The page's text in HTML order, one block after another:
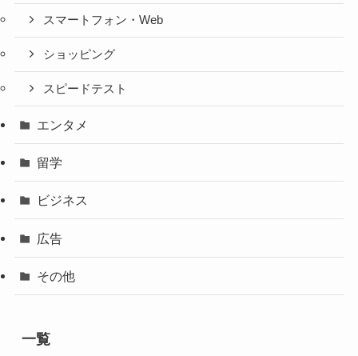
スマートフォン・Web
ショッピング
スピードテスト
エンタメ
留学
ビジネス
広告
その他
一覧